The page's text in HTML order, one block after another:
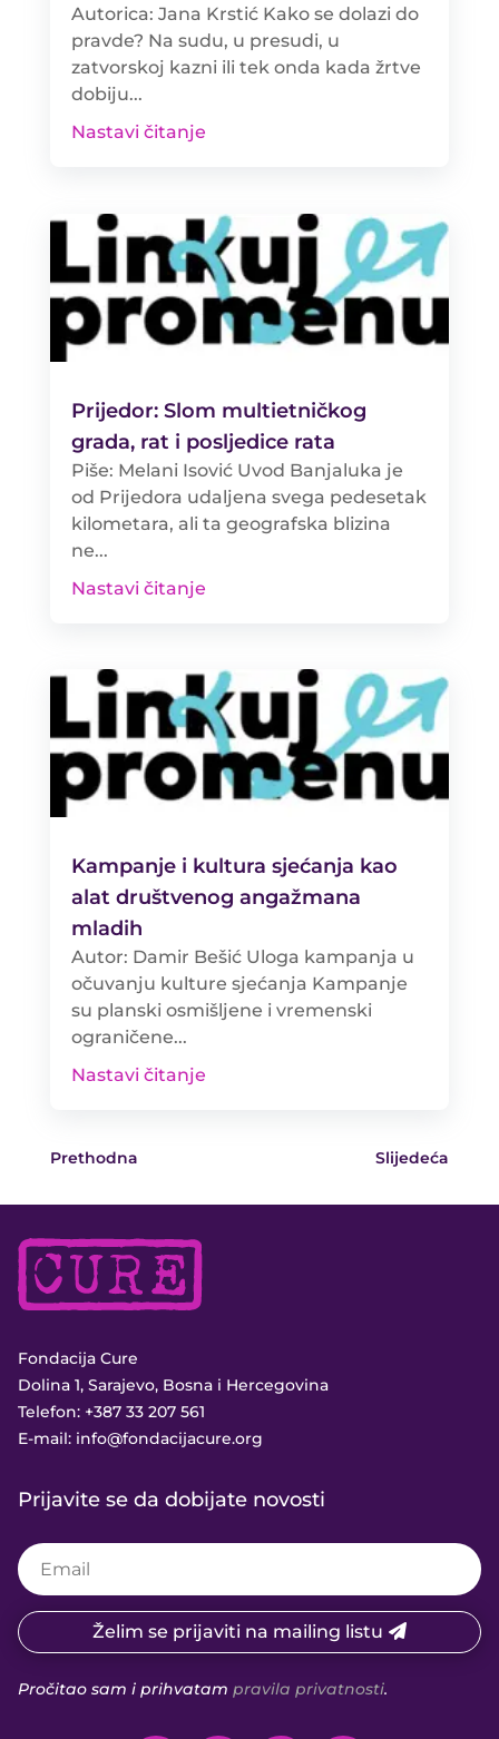
Autorica: Jana Krstić Kako se dolazi do
pravde? Na sudu, u presudi, u
zatvorskoj kazni ili tek onda kada žrtve
dobiju...
Nastavi čitanje
Prijedor: Slom multietničkog
grada, rat i posljedice rata
Piše: Melani Isović Uvod Banjaluka je
od Prijedora udaljena svega pedesetak
kilometara, ali ta geografska blizina
ne...
Nastavi čitanje
Kampanje i kultura sjećanja kao
alat društvenog angažmana
mladih
Autor: Damir Bešić Uloga kampanja u
očuvanju kulture sjećanja Kampanje
su planski osmišljene i vremenski
ograničene...
Nastavi čitanje
Prethodna Slijedeća
Fondacija Cure
Dolina 1, Sarajevo, Bosna i Hercegovina
Telefon: +387 33 207 561
E-mail: info@fondacijacure.org
Prijavite se da dobijate novosti
Želim se prijaviti na mailing listu
Pročitao sam i prihvatam pravila privatnosti.